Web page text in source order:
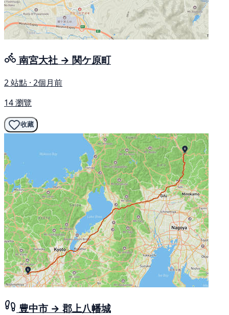
南宮大社 → 関ケ原町
2 站點 · 2個月前
14 瀏覽
收藏
豊中市 → 郡上八幡城